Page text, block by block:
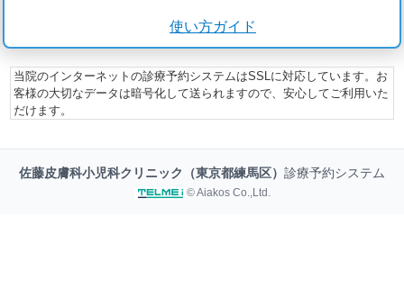
使い方ガイド
当院のインターネットの診療予約システムはSSLに対応しています。お
客様の大切なデータは暗号化して送られますので、安心してご利用いた
だけます。
佐藤皮膚科小児科クリニック（東京都練馬区） 診療予約システム
© Aiakos Co.,Ltd.